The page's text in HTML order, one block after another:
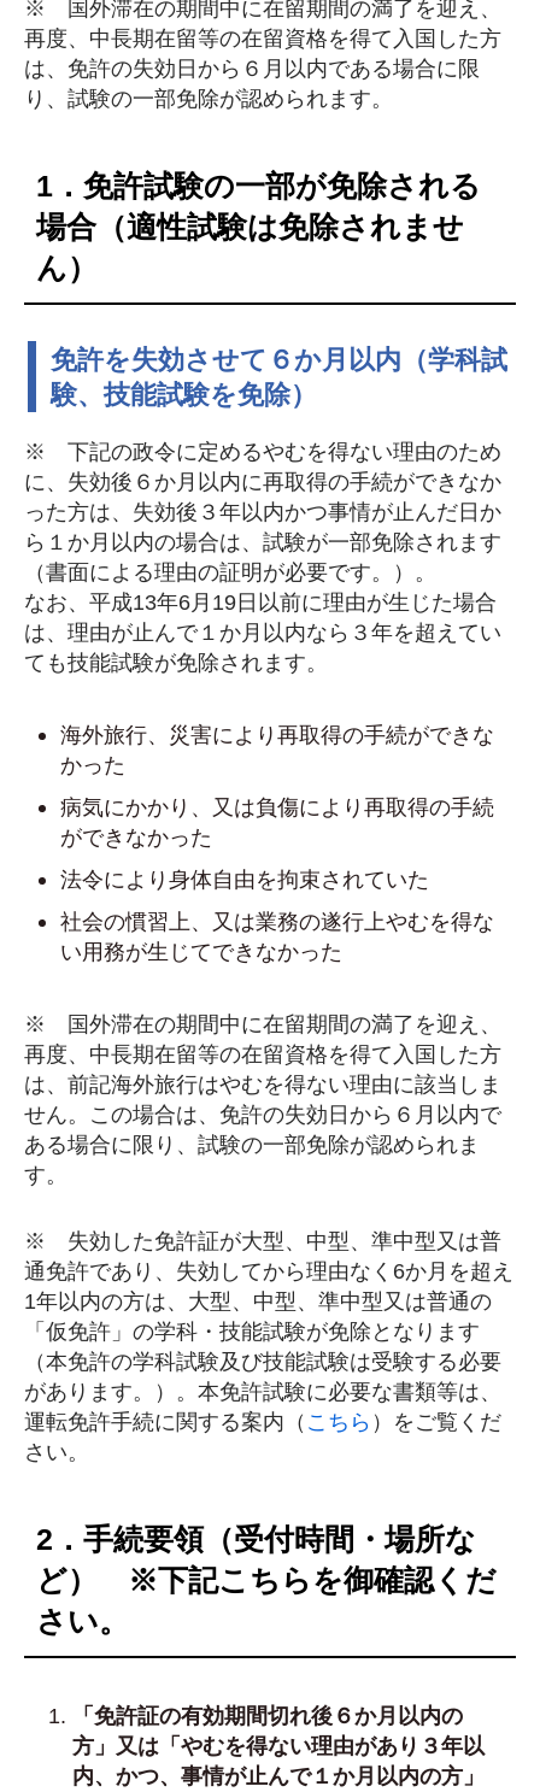
※ 国外滞在の期間中に在留期間の満了を迎え、
再度、中長期在留等の在留資格を得て入国した方
は、免許の失効日から６月以内である場合に限
り、試験の一部免除が認められます。
1．免許試験の一部が免除される
場合（適性試験は免除されませ
ん）
免許を失効させて６か月以内（学科試
験、技能試験を免除）
※ 下記の政令に定めるやむを得ない理由のため
に、失効後６か月以内に再取得の手続ができなか
った方は、失効後３年以内かつ事情が止んだ日か
ら１か月以内の場合は、試験が一部免除されます
（書面による理由の証明が必要です。）。
なお、平成13年6月19日以前に理由が生じた場合
は、理由が止んで１か月以内なら３年を超えてい
ても技能試験が免除されます。
海外旅行、災害により再取得の手続ができな
かった
病気にかかり、又は負傷により再取得の手続
ができなかった
法令により身体自由を拘束されていた
社会の慣習上、又は業務の遂行上やむを得な
い用務が生じてできなかった
※ 国外滞在の期間中に在留期間の満了を迎え、
再度、中長期在留等の在留資格を得て入国した方
は、前記海外旅行はやむを得ない理由に該当しま
せん。この場合は、免許の失効日から６月以内で
ある場合に限り、試験の一部免除が認められま
す。
※ 失効した免許証が大型、中型、準中型又は普
通免許であり、失効してから理由なく6か月を超え
1年以内の方は、大型、中型、準中型又は普通の
「仮免許」の学科・技能試験が免除となります
（本免許の学科試験及び技能試験は受験する必要
があります。）。本免許試験に必要な書類等は、
運転免許手続に関する案内（ こちら ）をご覧くだ
さい。
2．手続要領（受付時間・場所な
ど） ※下記こちらを御確認くだ
さい。
「免許証の有効期間切れ後６か月以内の
方」又は「やむを得ない理由があり３年以
内、かつ、事情が止んで１か月以内の方」